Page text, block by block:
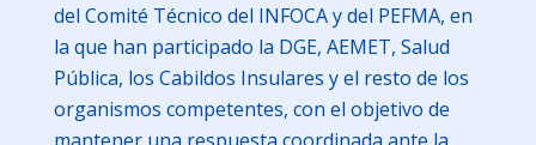
del Comité Técnico del INFOCA y del PEFMA, en
la que han participado la DGE, AEMET, Salud
Pública, los Cabildos Insulares y el resto de los
organismos competentes, con el objetivo de